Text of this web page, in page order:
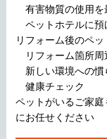
有害物質の使用を
ペットホテルに預
リフォーム後のペッ
リフォーム箇所周
新しい環境への慣
健康チェック
ペットがいるご家
にお任せください